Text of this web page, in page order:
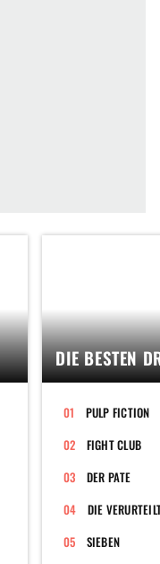
DIE BESTEN
PULP FICTION
FIGHT CLUB
DER PATE
DIE
SIEBEN